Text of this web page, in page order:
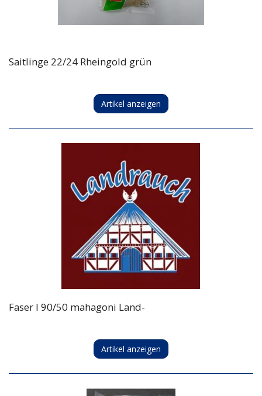
Saitlinge 22/24 Rheingold grün
Artikel anzeigen
Faser I 90/50 mahagoni Land-
Artikel anzeigen